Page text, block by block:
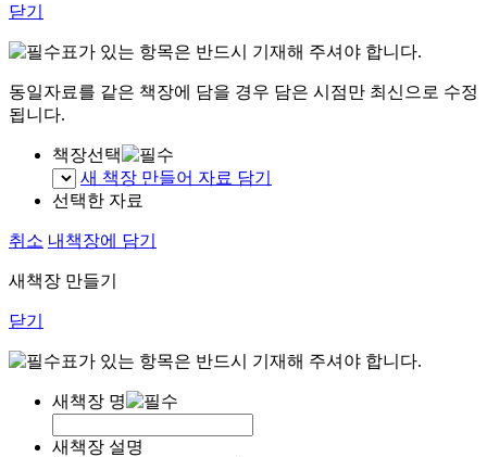
닫기
표가 있는 항목은 반드시 기재해 주셔야 합니다.
동일자료를 같은 책장에 담을 경우 담은 시점만 최신으로 수정
됩니다.
책장선택
새 책장 만들어 자료 담기
선택한 자료
취소 내책장에 담기
새책장 만들기
닫기
표가 있는 항목은 반드시 기재해 주셔야 합니다.
새책장 명
새책장 설명